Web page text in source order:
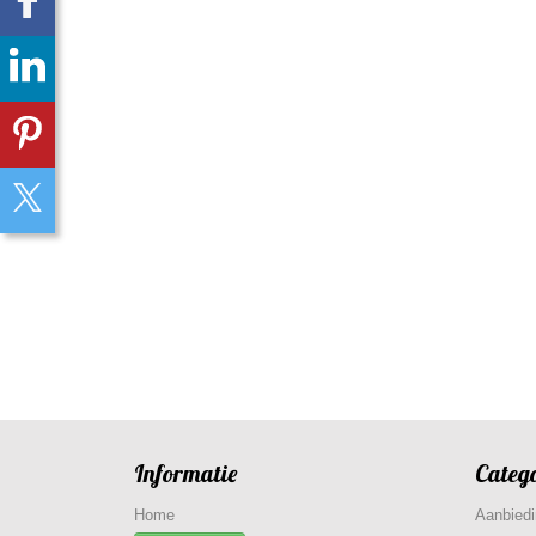
Informatie
Home